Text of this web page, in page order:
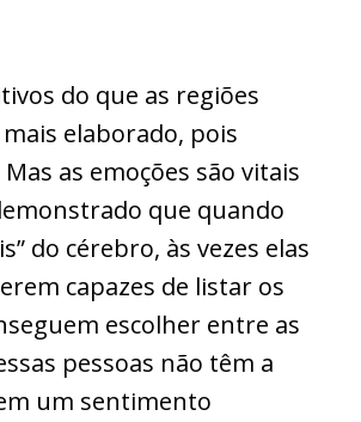
do que as regiões
elaborado, pois
as emoções são vitais
que quando
do cérebro, às vezes elas
capazes de listar os
escolher entre as
pessoas não têm a
um sentimento